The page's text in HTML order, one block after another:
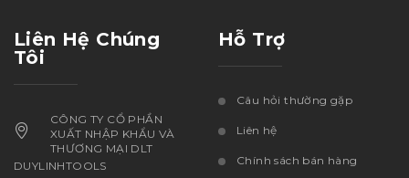
Liên Hệ Chúng
Tôi
CÔNG TY CỔ PHẦN
XUẤT NHẬP KHẨU VÀ
THƯƠNG MẠI DLT
DUYLINHTOOLS
Hỗ Trợ
Câu hỏi thường gặp
Liên hệ
Chính sách bán hàng